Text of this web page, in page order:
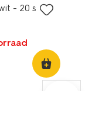
- 20 stuks